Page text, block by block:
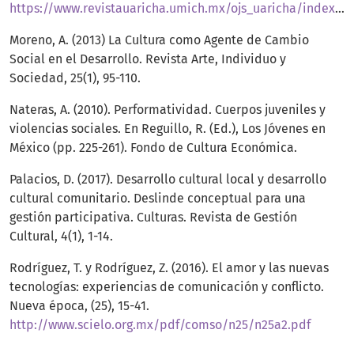
https://www.revistauaricha.umich.mx/ojs_uaricha/index.php/urp/article/view/96/94
Moreno, A. (2013) La Cultura como Agente de Cambio
Social en el Desarrollo. Revista Arte, Individuo y
Sociedad, 25(1), 95-110.
Nateras, A. (2010). Performatividad. Cuerpos juveniles y
violencias sociales. En Reguillo, R. (Ed.), Los Jóvenes en
México (pp. 225-261). Fondo de Cultura Económica.
Palacios, D. (2017). Desarrollo cultural local y desarrollo
cultural comunitario. Deslinde conceptual para una
gestión participativa. Culturas. Revista de Gestión
Cultural, 4(1), 1-14.
Rodríguez, T. y Rodríguez, Z. (2016). El amor y las nuevas
tecnologías: experiencias de comunicación y conflicto.
Nueva época, (25), 15-41.
http://www.scielo.org.mx/pdf/comso/n25/n25a2.pdf